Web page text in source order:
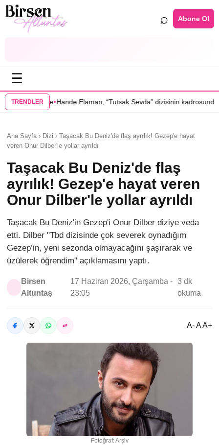
⌕ Abone Ol
☰
TRENDLER
Elaman, “Tutsak Sevda” dizisinin kadrosunda•Serenay
Ana Sayfa › Dizi › Taşacak Bu Deniz'de flaş ayrılık! Gezep'e hayat
veren Onur Dilber'le yollar ayrıldı
Taşacak Bu Deniz'de flaş
ayrılık! Gezep'e hayat veren
Onur Dilber'le yollar ayrıldı
Taşacak Bu Deniz'in Gezep'i Onur Dilber diziye veda
etti. Dilber "Tbd dizisinde çok severek oynadığım
Gezep’in, yeni sezonda olmayacağını şaşırarak ve
üzülerek öğrendim" açıklamasını yaptı.
Birsen
Altuntaş
17 Haziran 2026, Çarşamba -
23:05
3 dk
okuma
A- A A+
Fotoğraf: Arşiv